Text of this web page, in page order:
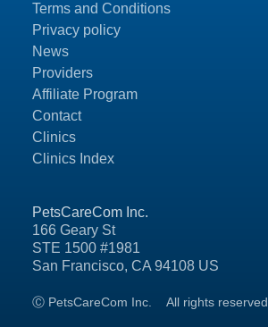
PetsCareCom Inc.
166 Geary St
STE 1500 #1981
San Francisco, CA 94108 US
Ⓒ PetsCareCom Inc. All rights reserved
Terms and Conditions
Privacy policy
News
Providers
Affiliate Program
Contact
Clinics
Clinics Index